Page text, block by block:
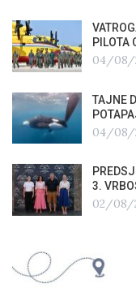
PILOTA
04/08/
TAJNE
04/08/
3.
02/08/